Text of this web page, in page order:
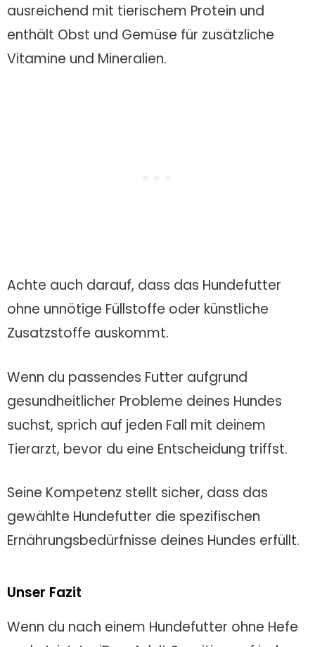
ausreichend mit tierischem Protein und
enthält Obst und Gemüse für zusätzliche
Vitamine und Mineralien.
Achte auch darauf, dass das Hundefutter
ohne unnötige Füllstoffe oder künstliche
Zusatzstoffe auskommt.
Wenn du passendes Futter aufgrund
gesundheitlicher Probleme deines Hundes
suchst, sprich auf jeden Fall mit deinem
Tierarzt, bevor du eine Entscheidung triffst.
Seine Kompetenz stellt sicher, dass das
gewählte Hundefutter die spezifischen
Ernährungsbedürfnisse deines Hundes erfüllt.
Unser Fazit
Wenn du nach einem Hundefutter ohne Hefe